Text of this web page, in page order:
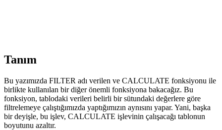
Tanım
Bu yazımızda FILTER adı verilen ve CALCULATE fonksiyonu ile
birlikte kullanılan bir diğer önemli fonksiyona bakacağız. Bu
fonksiyon, tablodaki verileri belirli bir sütundaki değerlere göre
filtrelemeye çalıştığımızda yaptığımızın aynısını yapar. Yani, başka
bir deyişle, bu işlev, CALCULATE işlevinin çalışacağı tablonun
boyutunu azaltır.